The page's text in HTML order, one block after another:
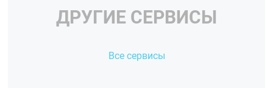
ДРУГИЕ СЕРВИСЫ
Все сервисы